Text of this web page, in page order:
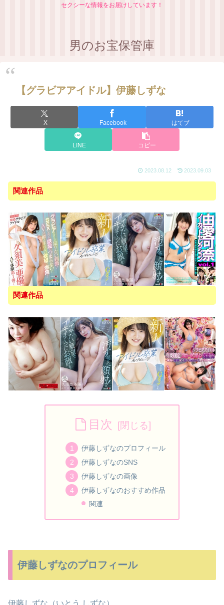
セクシーな情報をお届けしています！
男のお宝保管庫
【グラビアアイドル】伊藤しずな
X Facebook はてブ
LINE コピー
2023.08.12 2023.09.03
関連作品
関連作品
目次
伊藤しずなのプロフィール
伊藤しずなのSNS
伊藤しずなの画像
伊藤しずなのおすすめ作品
関連
伊藤しずなのプロフィール
伊藤しずな（いとう しずな）